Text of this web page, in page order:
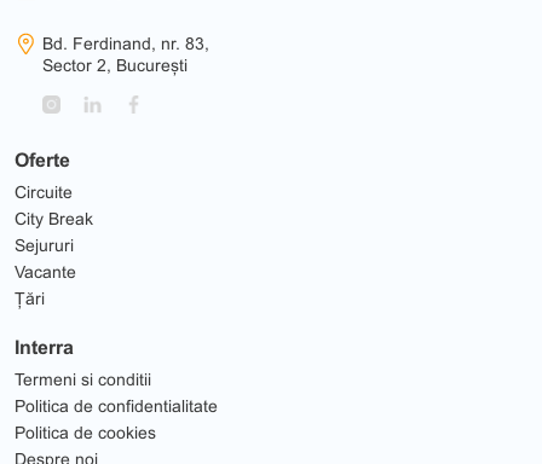
Oferte
Circuite
City Break
Sejururi
Vacante
Țări
Interra
Termeni si conditii
Politica de confidentialitate
Politica de cookies
Despre noi
Bd. Ferdinand, nr. 83,
Sector 2, București